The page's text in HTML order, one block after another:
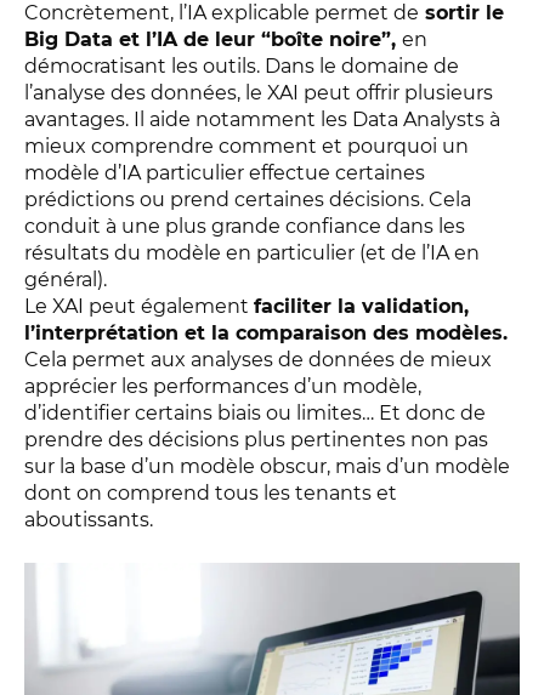
Concrètement, l’IA explicable permet de sortir le
Big Data et l’IA de leur “boîte noire”, en
démocratisant les outils. Dans le domaine de
l’analyse des données, le XAI peut offrir plusieurs
avantages. Il aide notamment les Data Analysts à
mieux comprendre comment et pourquoi un
modèle d’IA particulier effectue certaines
prédictions ou prend certaines décisions. Cela
conduit à une plus grande confiance dans les
résultats du modèle en particulier (et de l’IA en
général).
Le XAI peut également faciliter la validation,
l’interprétation et la comparaison des modèles.
Cela permet aux analyses de données de mieux
apprécier les performances d’un modèle,
d’identifier certains biais ou limites… Et donc de
prendre des décisions plus pertinentes non pas
sur la base d’un modèle obscur, mais d’un modèle
dont on comprend tous les tenants et
aboutissants.